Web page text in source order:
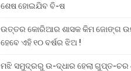
ଶେଷ ହୋଇଯିବ ବି-ଷ
ଉତ୍ତର କୋରିଆର ଶାସକ କିମ ଜୋଙ୍ଗ
ହେବେ ଏହି ୧୦ ବର୍ଷର ଝିଅ !
ମଝି ସମୁଦ୍ରରୁ ଉ-ଦ୍ଧାର ହେଲା ଗୁପ୍ତ-ଚର